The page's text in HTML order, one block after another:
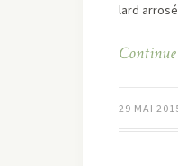
lard
29 MAI